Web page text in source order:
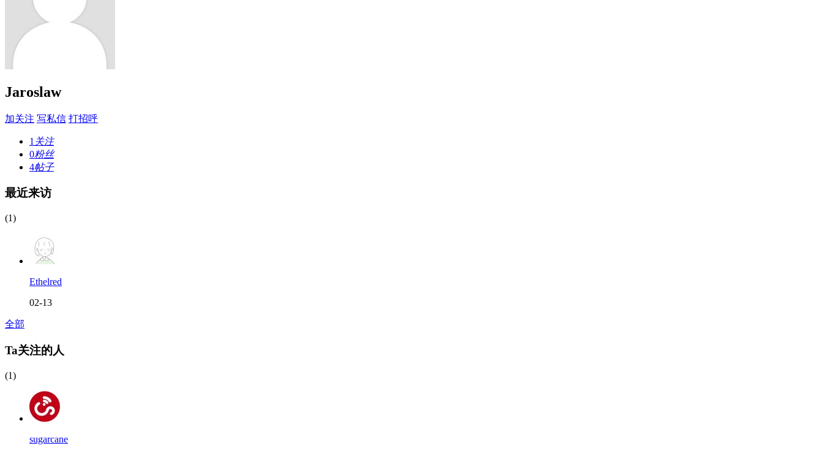
Jaroslaw
加关注 写私信 打招呼
1 关注
0粉丝
4帖子
最近来访
(1)
Ethelred
02-13
全部
Ta关注的人
(1)
sugarcane